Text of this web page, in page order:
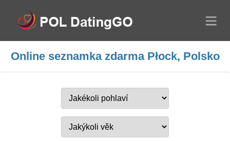
Online seznamka zdarma Płock, Polsko